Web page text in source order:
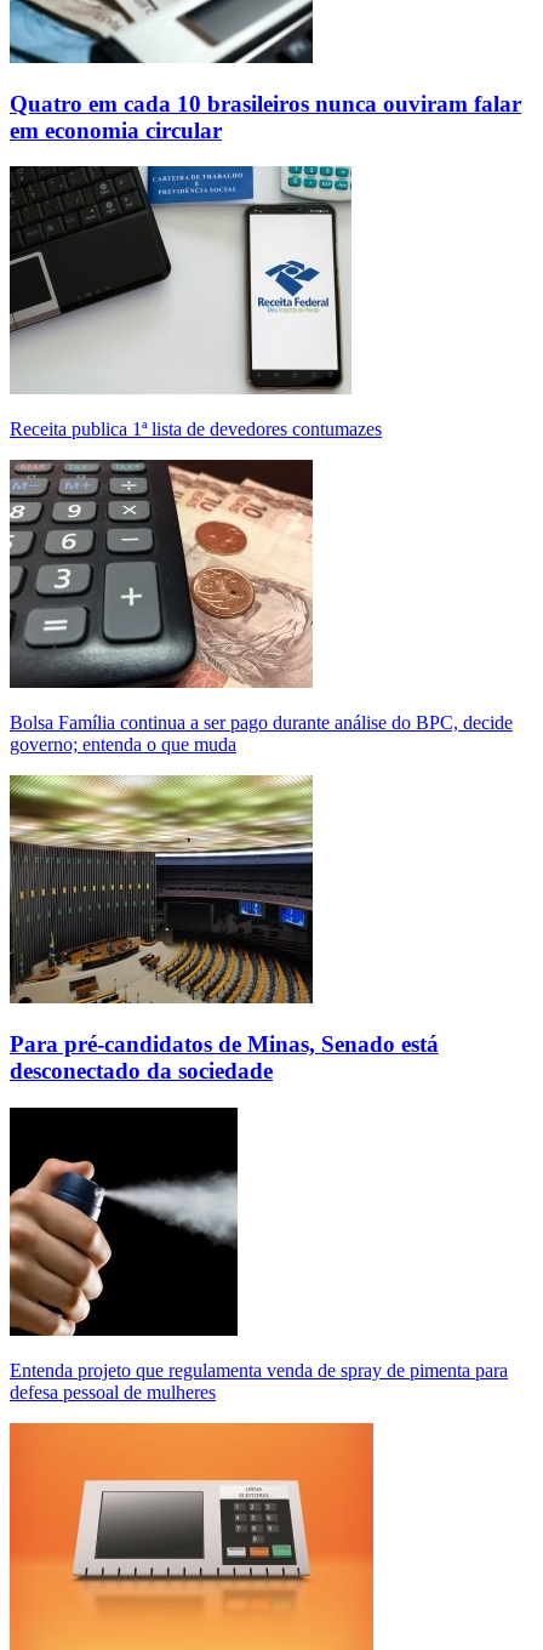
Quatro em cada 10 brasileiros nunca ouviram falar
em economia circular
Receita publica 1ª lista de devedores contumazes
Bolsa Família continua a ser pago durante análise do BPC, decide
governo; entenda o que muda
Para pré-candidatos de Minas, Senado está
desconectado da sociedade
Entenda projeto que regulamenta venda de spray de pimenta para
defesa pessoal de mulheres